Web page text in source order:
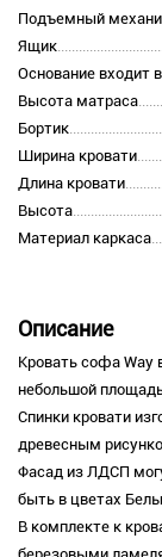
Подъемный
Ящик
Основание входит
Высота матраса
Бортик
Ширина кровати
Длина кровати
Высота
Материал каркаса
Описание
Кровать софа Way
небольшой
Спинки кровати
древесным
Фасад из ЛДСП
быть в цветах
В комплекте к